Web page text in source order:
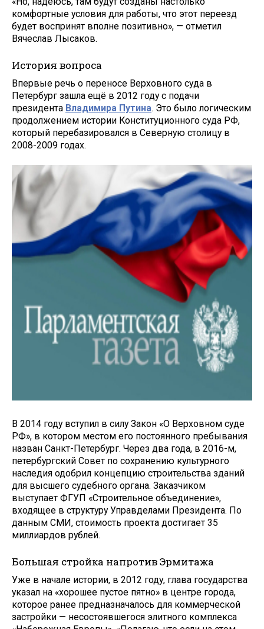
комфортные условия для работы, что этот переезд
будет воспринят вполне позитивно», — отметил
Вячеслав Лысаков.
История вопроса
Впервые речь о переносе Верховного суда в
Петербург зашла ещё в 2012 году с подачи
президента Владимира Путина. Это было логическим
продолжением истории Конституционного суда РФ,
который перебазировался в Северную столицу в
2008-2009 годах.
В 2014 году вступил в силу Закон «О Верховном суде
РФ», в котором местом его постоянного пребывания
назван Санкт-Петербург. Через два года, в 2016-м,
петербургский Совет по сохранению культурного
наследия одобрил концепцию строительства зданий
для высшего судебного органа. Заказчиком
выступает ФГУП «Строительное объединение»,
входящее в структуру Управделами Президента. По
данным СМИ, стоимость проекта достигает 35
миллиардов рублей.
Большая стройка напротив Эрмитажа
Уже в начале истории, в 2012 году, глава государства
указал на «хорошее пустое пятно» в центре города,
которое ранее предназначалось для коммерческой
застройки — несостоявшегося элитного комплекса